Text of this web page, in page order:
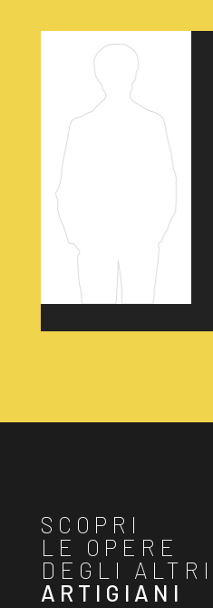
SCOPRI
LE OPERE
DEGLI ALTRI
ARTIGIANI